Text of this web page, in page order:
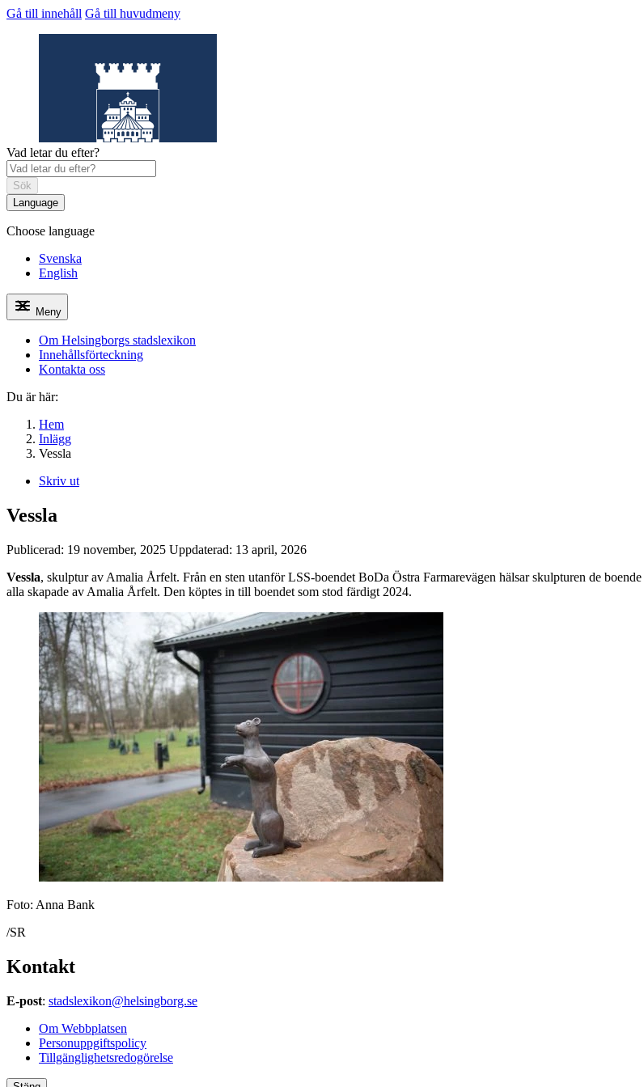
Gå till innehåll Gå till huvudmeny
Helsingborgs stadslexikon
Vad letar du efter?
Sök
Language
Choose language
Svenska
English
Meny
Om Helsingborgs stadslexikon
Innehållsförteckning
Kontakta oss
Du är här:
Hem
Inlägg
Vessla
Skriv ut
Vessla
Publicerad: 19 november, 2025 Uppdaterad: 13 april, 2026
Vessla, skulptur av Amalia Årfelt. Från en sten utanför LSS-boendet BoDa Östra Farmarevägen hälsar skulpturen de boende
alla skapade av Amalia Årfelt. Den köptes in till boendet som stod färdigt 2024.
Foto: Anna Bank
/SR
Kontakt
E-post: stadslexikon@helsingborg.se
Om Webbplatsen
Personuppgiftspolicy
Tillgänglighetsredogörelse